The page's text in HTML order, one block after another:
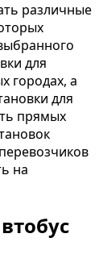
различные
для
городах, а
для
прямых
на